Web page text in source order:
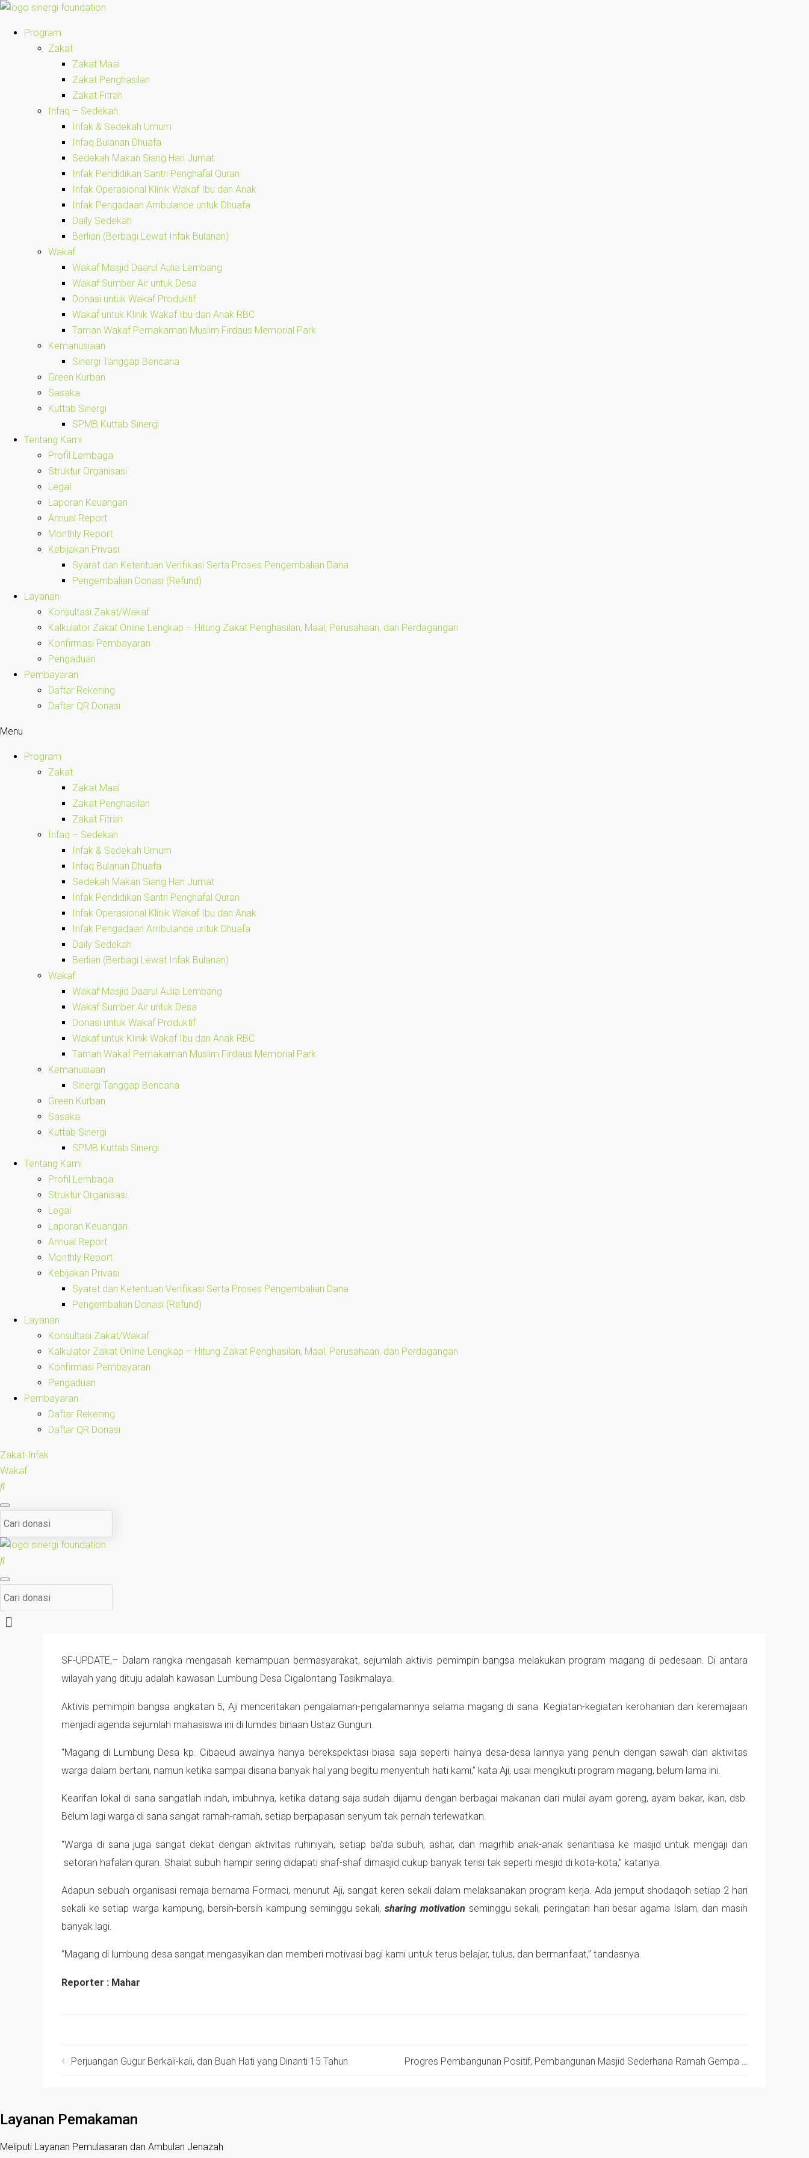
Program
Zakat
Zakat Maal
Zakat Penghasilan
Zakat Fitrah
Infaq – Sedekah
Infak & Sedekah Umum
Infaq Bulanan Dhuafa
Sedekah Makan Siang Hari Jumat
Infak Pendidikan Santri Penghafal Quran
Infak Operasional Klinik Wakaf Ibu dan Anak
Infak Pengadaan Ambulance untuk Dhuafa
Daily Sedekah
Berlian (Berbagi Lewat Infak Bulanan)
Wakaf
Wakaf Masjid Daarul Aulia Lembang
Wakaf Sumber Air untuk Desa
Donasi untuk Wakaf Produktif
Wakaf untuk Klinik Wakaf Ibu dan Anak RBC
Taman Wakaf Pemakaman Muslim Firdaus Memorial Park
Kemanusiaan
Sinergi Tanggap Bencana
Green Kurban
Sasaka
Kuttab Sinergi
SPMB Kuttab Sinergi
Tentang Kami
Profil Lembaga
Struktur Organisasi
Legal
Laporan Keuangan
Annual Report
Monthly Report
Kebijakan Privasi
Syarat dan Ketentuan Verifikasi Serta Proses Pengembalian Dana
Pengembalian Donasi (Refund)
Layanan
Konsultasi Zakat/Wakaf
Kalkulator Zakat Online Lengkap – Hitung Zakat Penghasilan, Maal, Perusahaan, dan Perdagangan
Konfirmasi Pembayaran
Pengaduan
Pembayaran
Daftar Rekening
Daftar QR Donasi
Menu
Program
Zakat
Zakat Maal
Zakat Penghasilan
Zakat Fitrah
Infaq – Sedekah
Infak & Sedekah Umum
Infaq Bulanan Dhuafa
Sedekah Makan Siang Hari Jumat
Infak Pendidikan Santri Penghafal Quran
Infak Operasional Klinik Wakaf Ibu dan Anak
Infak Pengadaan Ambulance untuk Dhuafa
Daily Sedekah
Berlian (Berbagi Lewat Infak Bulanan)
Wakaf
Wakaf Masjid Daarul Aulia Lembang
Wakaf Sumber Air untuk Desa
Donasi untuk Wakaf Produktif
Wakaf untuk Klinik Wakaf Ibu dan Anak RBC
Taman Wakaf Pemakaman Muslim Firdaus Memorial Park
Kemanusiaan
Sinergi Tanggap Bencana
Green Kurban
Sasaka
Kuttab Sinergi
SPMB Kuttab Sinergi
Tentang Kami
Profil Lembaga
Struktur Organisasi
Legal
Laporan Keuangan
Annual Report
Monthly Report
Kebijakan Privasi
Syarat dan Ketentuan Verifikasi Serta Proses Pengembalian Dana
Pengembalian Donasi (Refund)
Layanan
Konsultasi Zakat/Wakaf
Kalkulator Zakat Online Lengkap – Hitung Zakat Penghasilan, Maal, Perusahaan, dan Perdagangan
Konfirmasi Pembayaran
Pengaduan
Pembayaran
Daftar Rekening
Daftar QR Donasi
Zakat-Infak
Wakaf
SF-UPDATE,– Dalam rangka mengasah kemampuan bermasyarakat, sejumlah aktivis pemimpin bangsa melakukan program magang di pedesaan. Di antara
wilayah yang dituju adalah kawasan Lumbung Desa Cigalontang Tasikmalaya.
Aktivis pemimpin bangsa angkatan 5, Aji menceritakan pengalaman-pengalamannya selama magang di sana. Kegiatan-kegiatan kerohanian dan keremajaan
menjadi agenda sejumlah mahasiswa ini di lumdes binaan Ustaz Gungun.
“Magang di Lumbung Desa kp. Cibaeud awalnya hanya berekspektasi biasa saja seperti halnya desa-desa lainnya yang penuh dengan sawah dan aktivitas
warga dalam bertani, namun ketika sampai disana banyak hal yang begitu menyentuh hati kami,” kata Aji, usai mengikuti program magang, belum lama ini.
Kearifan lokal di sana sangatlah indah, imbuhnya, ketika datang saja sudah dijamu dengan berbagai makanan dari mulai ayam goreng, ayam bakar, ikan, dsb.
Belum lagi warga di sana sangat ramah-ramah, setiap berpapasan senyum tak pernah terlewatkan.
“Warga di sana juga sangat dekat dengan aktivitas ruhiniyah, setiap ba'da subuh, ashar, dan magrhib anak-anak senantiasa ke masjid untuk mengaji dan
setoran hafalan quran. Shalat subuh hampir sering didapati shaf-shaf dimasjid cukup banyak terisi tak seperti mesjid di kota-kota,” katanya.
Adapun sebuah organisasi remaja bernama Formaci, menurut Aji, sangat keren sekali dalam melaksanakan program kerja. Ada jemput shodaqoh setiap 2 hari
sekali ke setiap warga kampung, bersih-bersih kampung seminggu sekali,sharing motivationseminggu sekali, peringatan hari besar agama Islam, dan masih
banyak lagi.
“Magang di lumbung desa sangat mengasyikan dan memberi motivasi bagi kami untuk terus belajar, tulus, dan bermanfaat,” tandasnya.
Reporter : Mahar
Perjuangan Gugur Berkali-kali, dan Buah Hati yang Dinanti 15 Tahun Progres Pembangunan Positif, Pembangunan Masjid Sederhana Ramah Gempa Hampir Purna
Layanan Pemakaman
Meliputi Layanan Pemulasaran dan Ambulan Jenazah